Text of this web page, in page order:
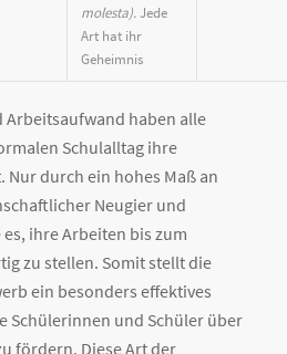
molesta).Jede
Art hat ihr
Geheimnis
haben alle
Schulalltag ihre
durch ein hohes Maß an
Neugier und
ihre Arbeiten bis zum
zu stellen. Somit stellt die
ein besonders effektives
Schülerinnen und Schüler über
fördern. Diese Art der